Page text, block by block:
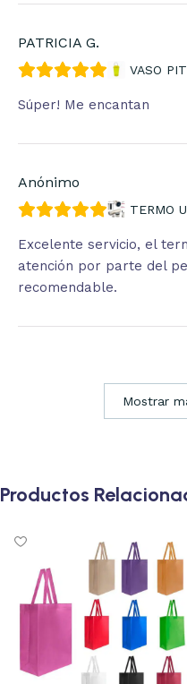
PATRICIA G.
VASO
Súper! Me encantan
Anónimo
TERMO
Excelente servicio, el
atención por parte del
recomendable.
Mostrar
Productos